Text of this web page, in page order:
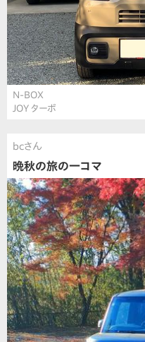
N-BOX
JOY ターボ
bcさん
晩秋の旅の一コマ